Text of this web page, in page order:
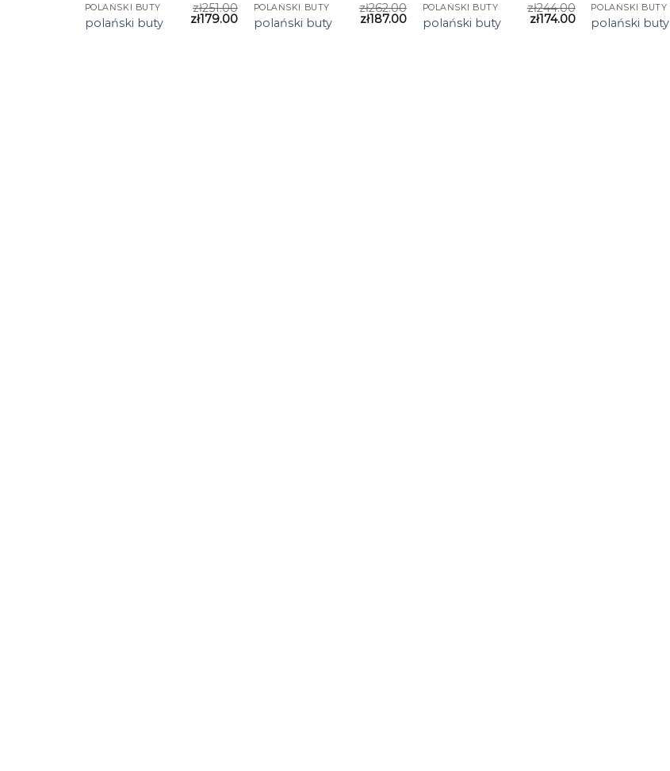
POLAŃSKI BUTY
polański buty
zł251.00
zł179.00
POLAŃSKI BUTY
polański buty
zł262.00
zł187.00
POLAŃSKI BUTY
polański buty
zł244.00
zł174.00
POLAŃSKI BUTY
polański buty